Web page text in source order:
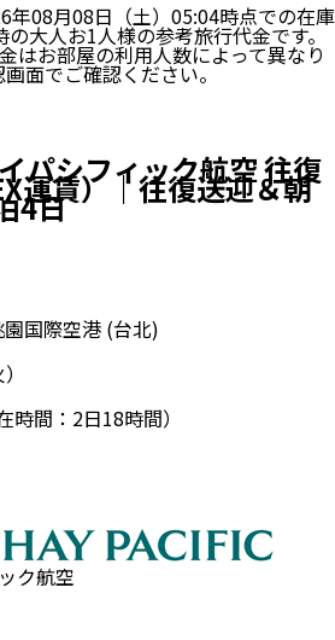
年08月08日（土）05:04時点での在庫
の大人お1人様の参考旅行代金です。
はお部屋の利用人数によって異なり
面でご確認ください。
パシフィック航空 往復
運賃）｜往復送迎＆朝
4日
国際空港 (台北)
時間： 2日18時間）
ク航空